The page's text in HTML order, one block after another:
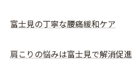
富士見の丁寧な腰痛緩和ケア
肩こりの悩みは富士見で解消促進